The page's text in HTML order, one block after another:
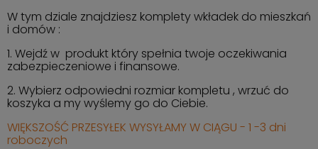
W tym dziale znajdziesz komplety wkładek do mieszkań
i domów :
1. Wejdź w produkt który spełnia twoje oczekiwania
zabezpieczeniowe i finansowe.
2. Wybierz odpowiedni rozmiar kompletu , wrzuć do
koszyka a my wyślemy go do Ciebie.
WIĘKSZOŚĆ PRZESYŁEK WYSYŁAMY W CIĄGU - 1 -3 dni
roboczych